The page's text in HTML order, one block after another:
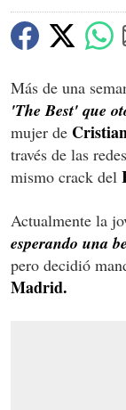
Más de una
'The Best' que
mujer de
través de las
mismo crack del
Actualmente la
esperando una
pero decidió
Madrid.